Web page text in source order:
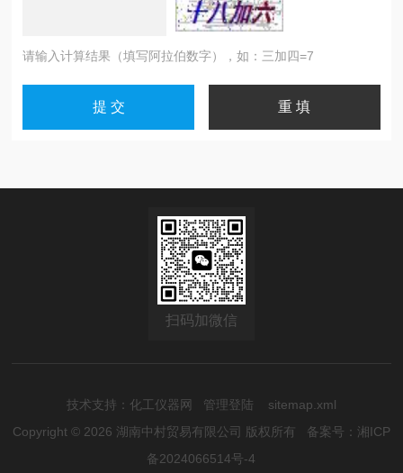
请输入计算结果（填写阿拉伯数字），如：三加四=7
扫码加微信
技术支持： 化工仪器网 管理登陆
sitemap.xml
Copyright © 2026 湖南中村贸易有限公司 版权所有 备案号：湘ICP
备2024066514号-4